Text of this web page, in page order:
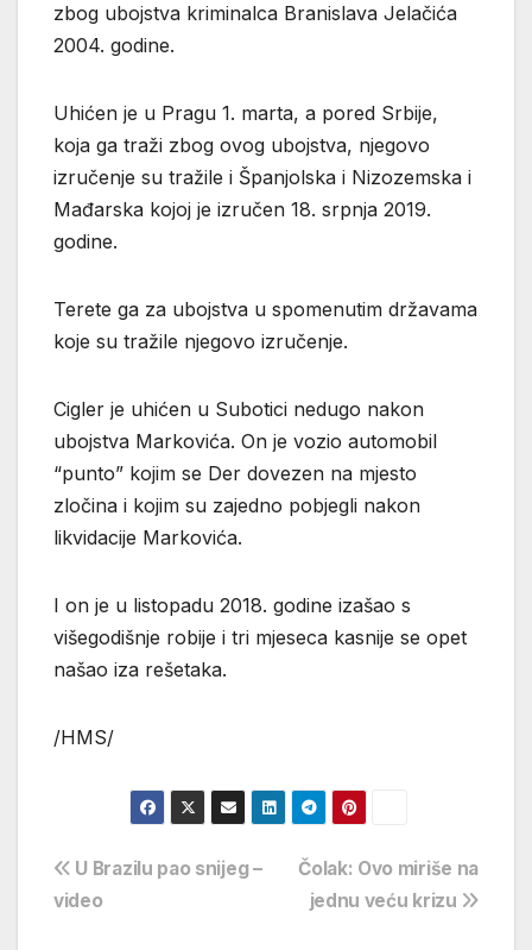
zbog ubojstva kriminalca Branislava Jelačića
2004. godine.
Uhićen je u Pragu 1. marta, a pored Srbije,
koja ga traži zbog ovog ubojstva, njegovo
izručenje su tražile i Španjolska i Nizozemska i
Mađarska kojoj je izručen 18. srpnja 2019.
godine.
Terete ga za ubojstva u spomenutim državama
koje su tražile njegovo izručenje.
Cigler je uhićen u Subotici nedugo nakon
ubojstva Markovića. On je vozio automobil
“punto” kojim se Der dovezen na mjesto
zločina i kojim su zajedno pobjegli nakon
likvidacije Markovića.
I on je u listopadu 2018. godine izašao s
višegodišnje robije i tri mjeseca kasnije se opet
našao iza rešetaka.
/HMS/
Navigacija
Čolak: Ovo miriše na
jednu veću krizu
U Brazilu pao snijeg –
video